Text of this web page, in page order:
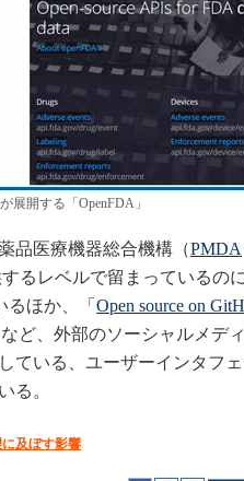
展開する「OpenFDA」
品医療機器総合機構（PMDA
るレベルで留まっているの
るほか、「 Open source on
ど、外部のソーシャルメデ
ている、ユーザーインタフ
る。
及ぼす影響